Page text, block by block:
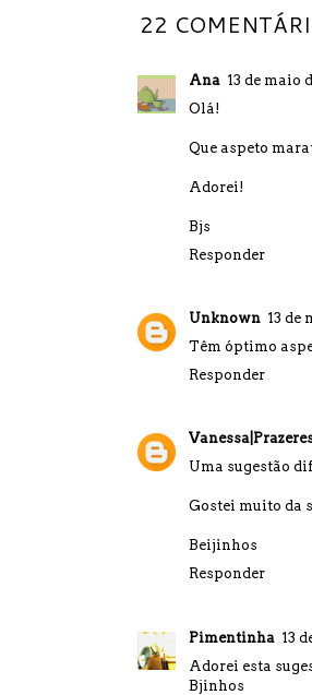
22
Ana 13 de maio
Olá!
Que aspeto
Adorei!
Bjs
Responder
Unknown 13 de
Têm óptimo
Responder
Uma sugestão
Gostei muito da
Beijinhos
Responder
Pimentinha 13
Adorei esta
Bjinhos